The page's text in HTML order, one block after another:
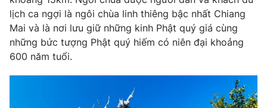
Photo Infographic
Video
VTV Thể thao
lịch ca ngợi là ngôi chùa linh thiêng bậc nhất Chiang
Mai và là nơi lưu giữ những kinh Phật quý giá cùng
những bức tượng Phật quý hiếm có niên đại khoảng
600 năm tuổi.